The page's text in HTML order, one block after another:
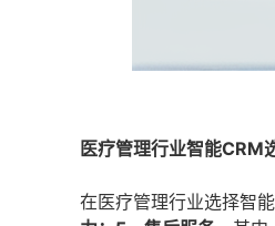
医疗管理行业智能CRM
在医疗管理行业选择智